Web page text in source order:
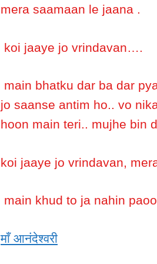
mera saamaan le jaana .
koi jaaye jo vrindavan….
main bhatku dar ba dar
jo saanse antim ho.. vo
hoon main teri.. mujhe bin
koi jaaye jo vrindavan,
main khud to ja nahin
माँ आनंदेश्वरी